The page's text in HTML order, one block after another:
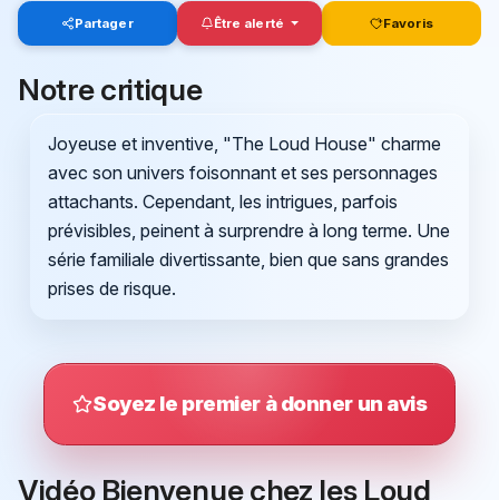
Partager Être alerté Favoris
Notre critique
Joyeuse et inventive, "The Loud House" charme
avec son univers foisonnant et ses personnages
attachants. Cependant, les intrigues, parfois
prévisibles, peinent à surprendre à long terme. Une
série familiale divertissante, bien que sans grandes
prises de risque.
Soyez le premier à donner un avis
Vidéo Bienvenue chez les Loud